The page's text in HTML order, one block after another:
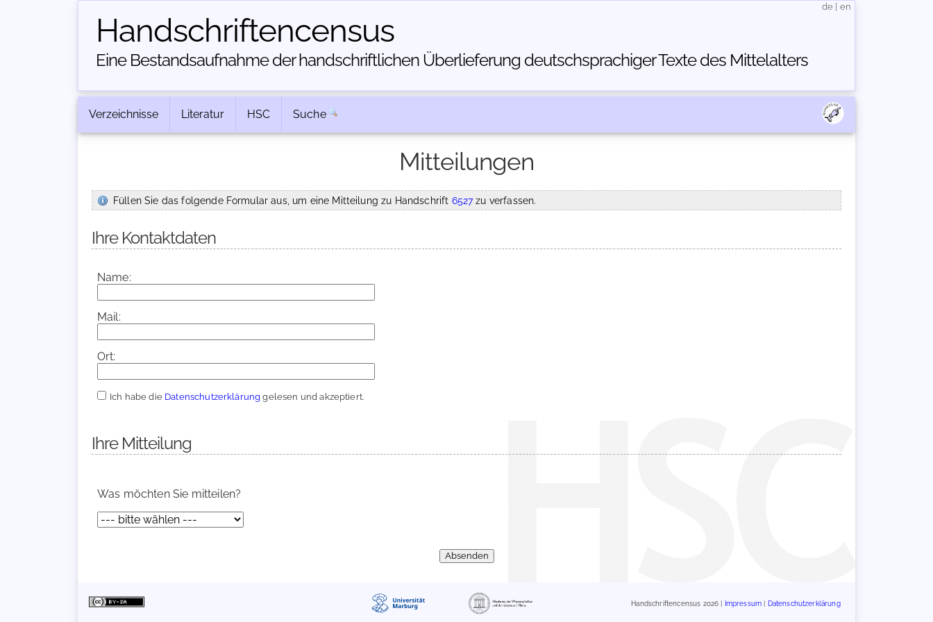
Handschriften­census
Eine Bestandsaufnahme der handschriftlichen Über­lieferung deutschsprachiger Texte des Mittelalters
de en
Verzeichnisse Literatur HSC Suche
Mitteilungen
Füllen Sie das folgende Formular aus, um eine Mitteilung zu Handschrift 6527zu verfassen.
Ihre Kontaktdaten
Name:
Mail:
Ort:
Ich habe die Datenschutzerklärung gelesen und akzeptiert.
Ihre Mitteilung
Was möchten Sie mitteilen?
Handschriftencensus 2026 | Impressum Datenschutzerklärung